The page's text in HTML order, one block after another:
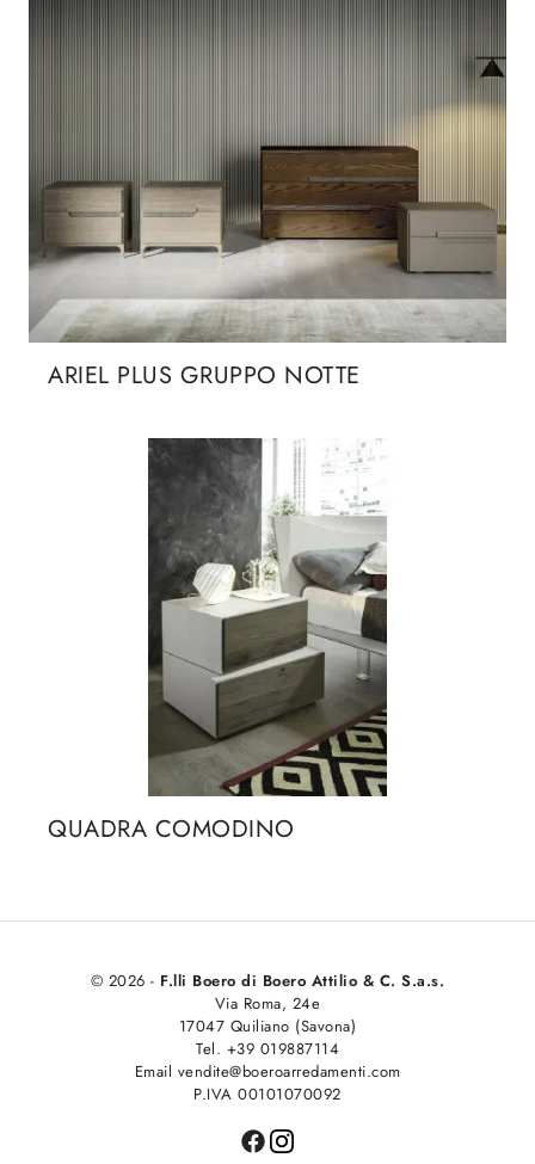
ARIEL PLUS GRUPPO NOTTE
QUADRA COMODINO
© 2026 - F.lli Boero di Boero Attilio & C. S.a.s.
Via Roma, 24e
17047 Quiliano (Savona)
Tel. +39 019887114
Email vendite@boeroarredamenti.com
P.IVA 00101070092